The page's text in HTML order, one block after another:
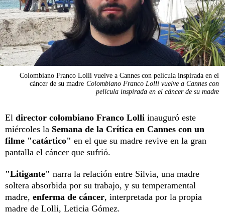
Colombiano Franco Lolli vuelve a Cannes con película inspirada en el
cáncer de su madre Colombiano Franco Lolli vuelve a Cannes con
película inspirada en el cáncer de su madre
El director colombiano Franco Lolli inauguró este
miércoles la Semana de la Crítica en Cannes con un
filme "catártico" en el que su madre revive en la gran
pantalla el cáncer que sufrió.
"Litigante" narra la relación entre Silvia, una madre
soltera absorbida por su trabajo, y su temperamental
madre, enferma de cáncer, interpretada por la propia
madre de Lolli, Leticia Gómez.